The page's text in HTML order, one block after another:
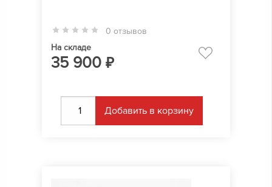
0 отзывов
На складе
35 900 ₽
Добавить в корзину